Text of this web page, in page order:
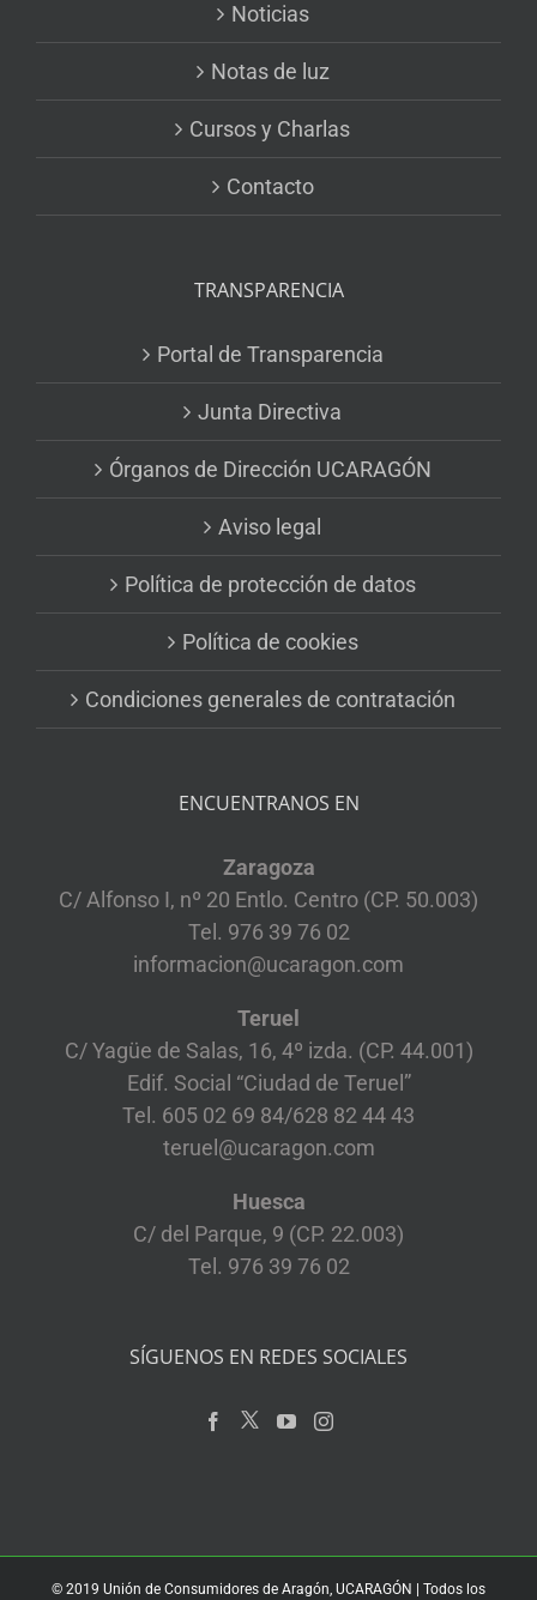
Noticias
Notas de luz
Cursos y Charlas
Contacto
TRANSPARENCIA
Portal de Transparencia
Junta Directiva
Órganos de Dirección UCARAGÓN
Aviso legal
Política de protección de datos
Política de cookies
Condiciones generales de contratación
ENCUENTRANOS EN
Zaragoza
C/ Alfonso I, nº 20 Entlo. Centro (CP. 50.003)
Tel. 976 39 76 02
informacion@ucaragon.com
Teruel
C/ Yagüe de Salas, 16, 4º izda. (CP. 44.001)
Edif. Social “Ciudad de Teruel”
Tel. 605 02 69 84/628 82 44 43
teruel@ucaragon.com
Huesca
C/ del Parque, 9 (CP. 22.003)
Tel. 976 39 76 02
SÍGUENOS EN REDES SOCIALES
© 2019 Unión de Consumidores de Aragón, UCARAGÓN | Todos los